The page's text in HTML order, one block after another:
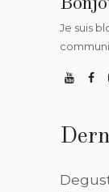
Je suis